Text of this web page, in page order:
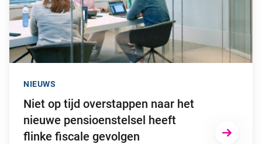
Niet op tijd overstappen naar het
nieuwe pensioenstelsel heeft
flinke fiscale gevolgen
NIEUWS